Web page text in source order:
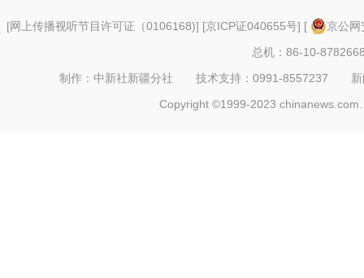
[网上传播视听节目许可证（0106168)] [京ICP证040655号] [
京公
总机：86-10-
制作：中新社新疆分社 技术支持：0991-8557237
Copyright ©1999-2023